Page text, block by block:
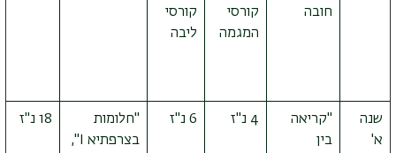
חובה
קורסי
המגמה
קורסי
ליבה
שנה
א'
"קריאה
בין
4 נ"ז 6 נ"ז
"חלומות
בצרפתיא I
",
18 נ"ז